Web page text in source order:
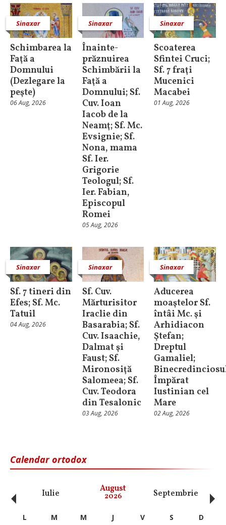
Sinaxar
Schimbarea la
Faţă a
Domnului
(Dezlegare la
peşte)
06 Aug, 2026
Sinaxar
Înainte-
prăznuirea
Schimbării la
Faţă a
Domnului; Sf.
Cuv. Ioan
Iacob de la
Neamţ; Sf. Mc.
Evsignie; Sf.
Nona, mama
Sf. Ier.
Grigorie
Teologul; Sf.
Ier. Fabian,
Episcopul
Romei
05 Aug, 2026
Sinaxar
Scoaterea
Sfintei Cruci;
Sf. 7 fraţi
Mucenici
Macabei
01 Aug, 2026
Sinaxar
Sf. 7 tineri din
Efes; Sf. Mc.
Tatuil
04 Aug, 2026
Sinaxar
Sf. Cuv.
Mărturisitor
Iraclie din
Basarabia; Sf.
Cuv. Isaachie,
Dalmat şi
Faust; Sf.
Mironosiţă
Salomeea; Sf.
Cuv. Teodora
din Tesalonic
03 Aug, 2026
Sinaxar
Aducerea
moaştelor Sf.
întâi Mc. şi
Arhidiacon
Ştefan;
Dreptul
Gamaliel;
Împărat
Iustinian cel
Mare
02 Aug, 2026
Calendar ortodox
Iulie August
2026 Septembrie
‹ L M M J V S
D